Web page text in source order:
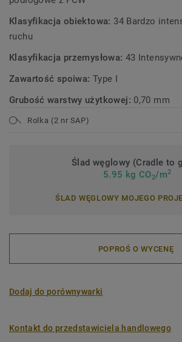
Klasyfikacja obiektowa: 34 Bardzo
ruchu
Klasyfikacja przemysłowa: 43
Zawartość spoiwa: Type I
Grubość warstwy użytkowej: 0,70 mm
Rolka (2 nr SAP)
Ślad węglowy (Cradle to
5.95 kg CO2/m2
ŚLAD WĘGLOWY MOJEGO
POPROŚ O WYCENĘ
Dodaj do porównywarki
Kontakt do przedstawiciela handlowego